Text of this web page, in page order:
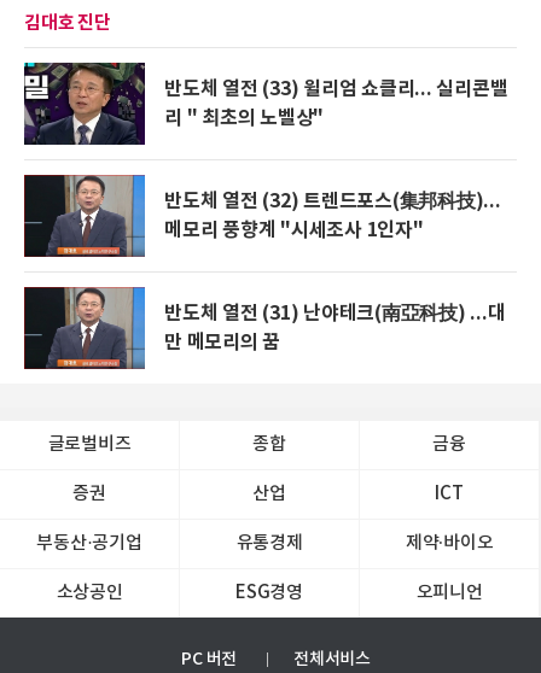
김대호 진단
반도체 열전 (33) 윌리엄 쇼클리... 실리콘밸
리 " 최초의 노벨상"
반도체 열전 (32) 트렌드포스(集邦科技)...
메모리 풍향계 "시세조사 1인자"
반도체 열전 (31) 난야테크(南亞科技) ...대
만 메모리의 꿈
글로벌비즈 종합 금융
증권 산업 ICT
부동산·공기업 유통경제 제약∙바이오
소상공인 ESG경영 오피니언
PC 버전 전체서비스